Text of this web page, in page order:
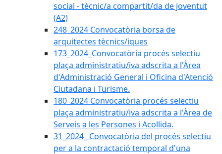
social - tècnic/a compartit/da de joventut
(A2)
248_2024 Convocatòria borsa de
arquitectes tècnics/iques
173_2024_Convocatòria procés selectiu
plaça administratiu/iva adscrita a l'Àrea
d'Administració General i Oficina d'Atenció
Ciutadana i Turisme.
180_2024 Convocatòria procés selectiu
plaça administratiu/iva adscrita a l'Àrea de
Serveis a les Persones i Acollida.
31_2024_ Convocatòria del procés selectiu
per a la contractació temporal d'una